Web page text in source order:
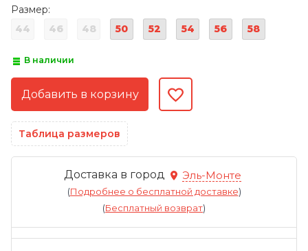
Размер:
44
46 48 50 52 54 56 58
В наличии
Таблица размеров
Доставка в город Эль-Монте
(Подробнее о бесплатной доставке)
(Бесплатный возврат)